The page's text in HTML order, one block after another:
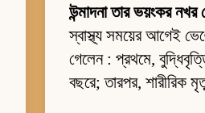
উন্মাদনা তার ভয়ংকর নখর
স্বাস্থ্য সময়ের আগেই
গেলেন : প্রথমে,
বছরে; তারপর, শারীরিক